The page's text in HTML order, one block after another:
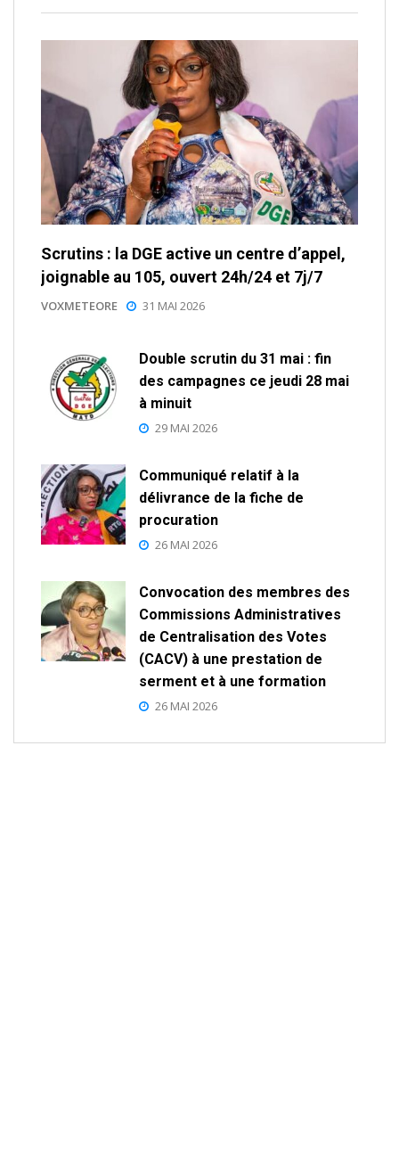
Scrutins : la DGE active un centre d’appel,
joignable au 105, ouvert 24h/24 et 7j/7
VOXMETEORE 31 MAI 2026
Double scrutin du 31 mai : fin
des campagnes ce jeudi 28 mai
à minuit
29 MAI 2026
Communiqué relatif à la
délivrance de la fiche de
procuration
26 MAI 2026
Convocation des membres des
Commissions Administratives
de Centralisation des Votes
(CACV) à une prestation de
serment et à une formation
26 MAI 2026